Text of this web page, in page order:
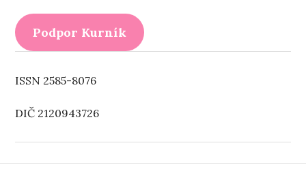
Podpor Kurník
ISSN 2585-8076
DIČ 2120943726